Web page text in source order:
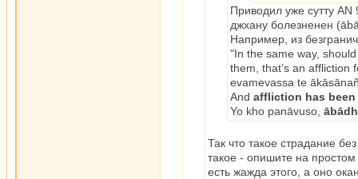
Приводил уже сутту
джхану болезненен
Например, из
"In the same way,
them, that’s an affliction
evamevassa te
And affliction has
Yo kho panāvuso,
Так что такое страдание
такое - опишите на
есть жажда этого, а оно